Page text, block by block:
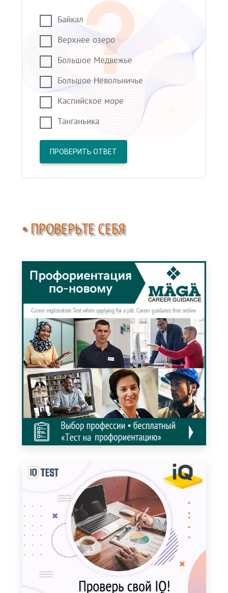
Байкал
Верхнее озеро
Большое Медвежье
Большое Невольничье
Каспийское море
Танганьика
ПРОВЕРИТЬ ОТВЕТ
• ПРОВЕРЬТЕ СЕБЯ